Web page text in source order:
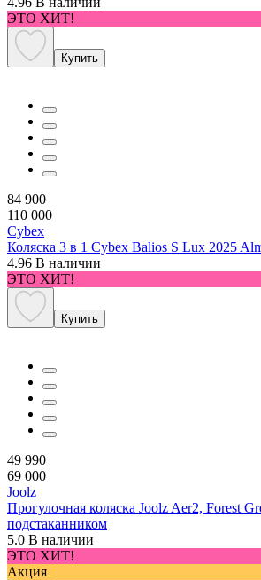
ЭТО ХИТ!
Купить
84 900
110 000
Cybex
Коляска 3 в 1 Cybex Balios S Lux 2025
4.96 В наличии
ЭТО ХИТ!
Купить
49 990
69 000
Joolz
Прогулочная коляска Joolz Aer2, Forest
подстаканником
5.0 В наличии
ЭТО ХИТ!
Акция